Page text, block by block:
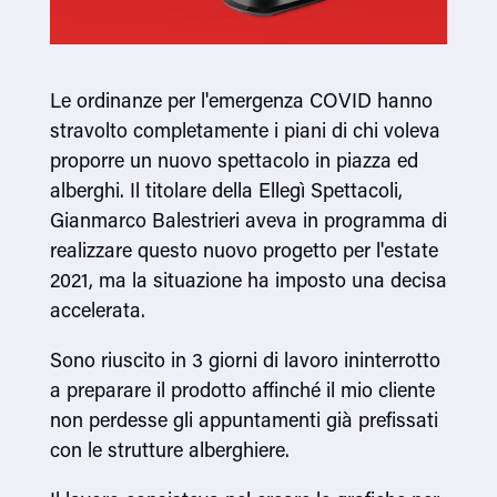
Le ordinanze per l'emergenza COVID hanno
stravolto completamente i piani di chi voleva
proporre un nuovo spettacolo in piazza ed
alberghi. Il titolare della Ellegì Spettacoli,
Gianmarco Balestrieri aveva in programma di
realizzare questo nuovo progetto per l'estate
2021, ma la situazione ha imposto una decisa
accelerata.
Sono riuscito in 3 giorni di lavoro ininterrotto
a preparare il prodotto affinché il mio cliente
non perdesse gli appuntamenti già prefissati
con le strutture alberghiere.